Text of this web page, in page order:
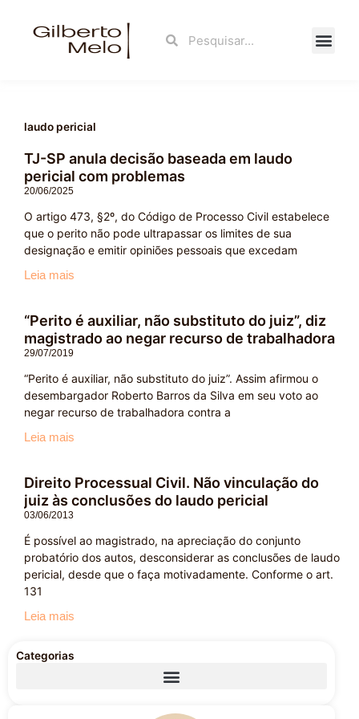
Search
laudo pericial
TJ-SP anula decisão baseada em laudo
pericial com problemas
20/06/2025
O artigo 473, §2º, do Código de Processo Civil estabelece
que o perito não pode ultrapassar os limites de sua
designação e emitir opiniões pessoais que excedam
Leia mais
“Perito é auxiliar, não substituto do juiz”, diz
magistrado ao negar recurso de trabalhadora
29/07/2019
“Perito é auxiliar, não substituto do juiz”. Assim afirmou o
desembargador Roberto Barros da Silva em seu voto ao
negar recurso de trabalhadora contra a
Leia mais
Direito Processual Civil. Não vinculação do
juiz às conclusões do laudo pericial
03/06/2013
É possível ao magistrado, na apreciação do conjunto
probatório dos autos, desconsiderar as conclusões de laudo
pericial, desde que o faça motivadamente. Conforme o art.
131
Leia mais
Categorias